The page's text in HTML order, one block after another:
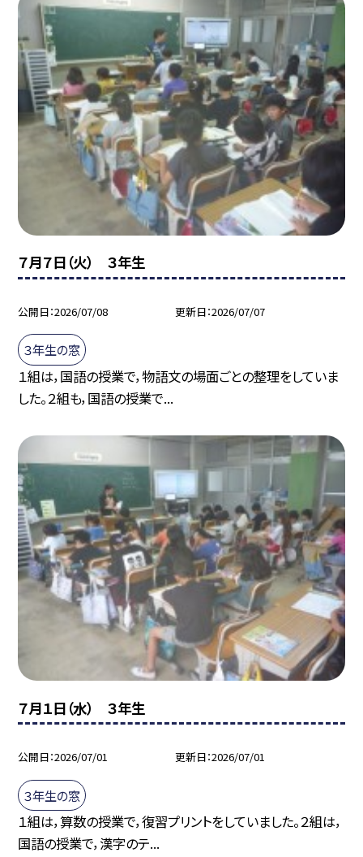
７月７日（火） ３年生
公開日 2026/07/08 更新日 2026/07/07
３年生の窓
１組は，国語の授業で，物語文の場面ごとの整理をしていま
した。２組も，国語の授業で...
７月１日（水） ３年生
公開日 2026/07/01 更新日 2026/07/01
３年生の窓
１組は，算数の授業で，復習プリントをしていました。２組は，
国語の授業で，漢字のテ...